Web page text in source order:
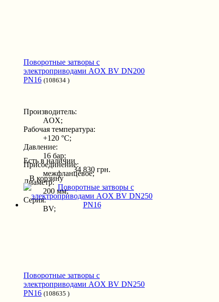
Поворотные затворы с
электроприводами AOX BV DN200
PN16 (108634 )
Производитель:
AOX;
Рабочая температура:
+120 °С;
Давление:
16 бар;
Присоединение:
межфланцевое;
Диаметр:
200 мм;
Серия:
BV;
Есть в наличии
34 830 грн.
В корзину
Поворотные затворы с
электроприводами AOX BV DN250
PN16 (108635 )